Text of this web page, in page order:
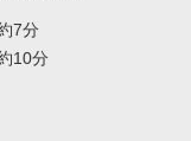
7分
10分